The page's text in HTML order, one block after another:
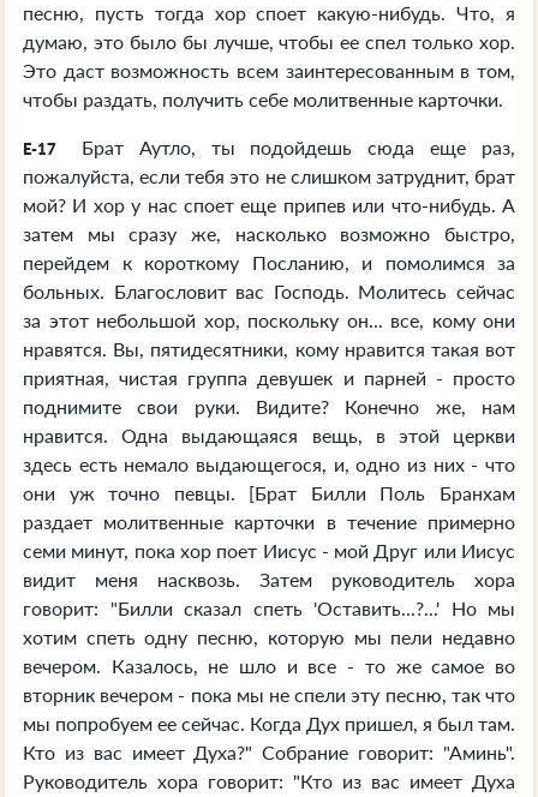
песню, пусть тогда хор споет какую-нибудь. Что, я
думаю, это было бы лучше, чтобы ее спел только хор.
Это даст возможность всем заинтересованным в том,
чтобы раздать, получить себе молитвенные карточки.
E-17
Брат Аутло, ты подойдешь сюда еще раз,
пожалуйста, если тебя это не слишком затруднит, брат
мой? И хор у нас споет еще припев или что-нибудь. А
затем мы сразу же, насколько возможно быстро,
перейдем к короткому Посланию, и помолимся за
больных. Благословит вас Господь. Молитесь сейчас
за этот небольшой хор, поскольку он... все, кому они
нравятся. Вы, пятидесятники, кому нравится такая вот
приятная, чистая группа девушек и парней - просто
поднимите свои руки. Видите? Конечно же, нам
нравится. Одна выдающаяся вещь, в этой церкви
здесь есть немало выдающегося, и, одно из них - что
они уж точно певцы. [Брат Билли Поль Бранхам
раздает молитвенные карточки в течение примерно
семи минут, пока хор поет Иисус - мой Друг или Иисус
видит меня насквозь. Затем руководитель хора
говорит: "Билли сказал спеть 'Оставить...?...' Но мы
хотим спеть одну песню, которую мы пели недавно
вечером. Казалось, не шло и все - то же самое во
вторник вечером - пока мы не спели эту песню, так что
мы попробуем ее сейчас. Когда Дух пришел, я был там.
Кто из вас имеет Духа?" Собрание говорит: "Аминь".
Руководитель хора говорит: "Кто из вас имеет Духа